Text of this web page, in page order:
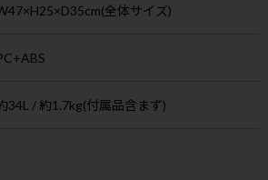
全体サイズ)
34L / 約1.7kg(付属品含まず)